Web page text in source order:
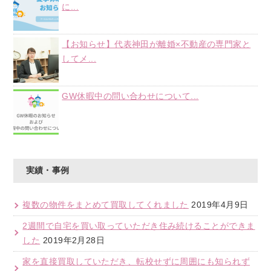
に...
【お知らせ】代表神田が離婚×不動産の専門家と
してメ...
GW休暇中の問い合わせについて...
実績・事例
複数の物件をまとめて買取してくれました 2019年4月9日
2週間で自宅を買い取っていただき住み続けることができま
した 2019年2月28日
家を直接買取していただき、転校せずに周囲にも知られず